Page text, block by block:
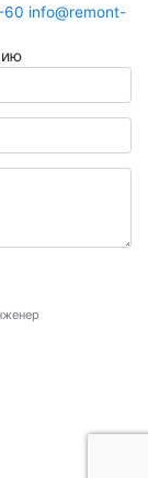
60 info@remont-